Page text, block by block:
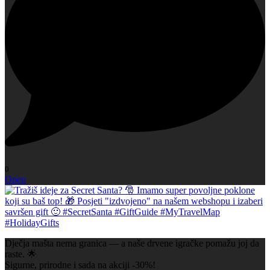
0
Open
Dječja mašta nema granica — a naše drvene igračke pomažu joj da
raste. 🌟
Sigurne, prirodne i sada na akciji -30%!